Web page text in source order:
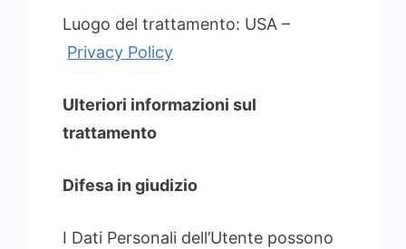
Luogo del trattamento: USA –
Privacy Policy
Ulteriori informazioni sul
trattamento
Difesa in giudizio
I Dati Personali dell’Utente possono